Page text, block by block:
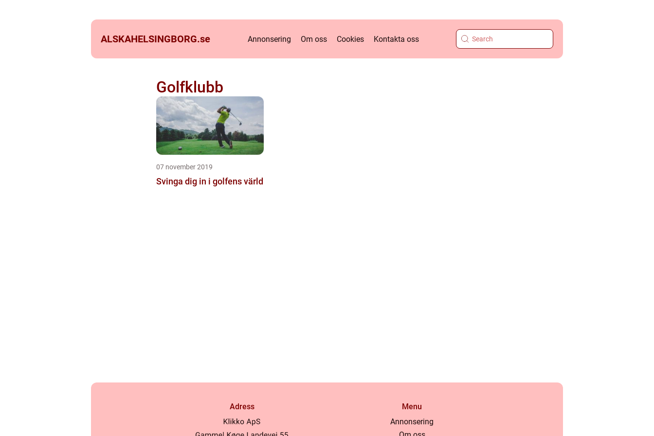
ALSKAHELSINGBORG.se Annonsering Om oss Cookies Kontakta oss
Golfklubb
07 november 2019
Svinga dig in i golfens värld
Adress
Menu
Annonsering